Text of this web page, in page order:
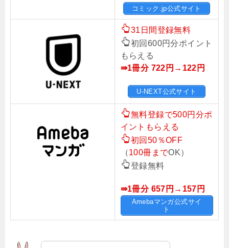
コミック.jp公式サイト
31日間登録無料
初回600円分ポイント
もらえる
⇛1冊分 722円→122円
U-NEXT公式サイト
無料登録で500円分ポ
イントもらえる
初回50％OFF
（100冊までOK）
登録無料
⇛1冊分 657円→157 円
Amebaマンガ公式サイ
ト